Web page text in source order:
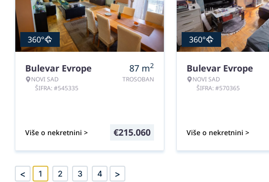
360°
Bulevar Evrope
NOVI SAD
ŠIFRA: #545335
87 m2
TROSOBAN
Više o nekretnini > €215.060
360°
Bulevar Evrope
NOVI SAD
ŠIFRA: #570365
Više o nekretnini >
< 1 2 3 4 >